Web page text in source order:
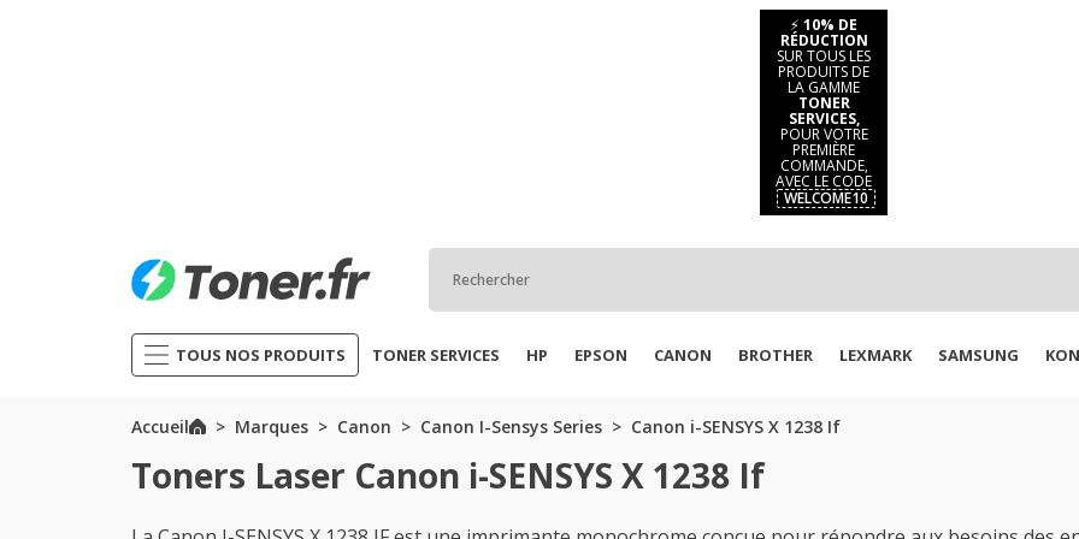
⚡ 10% DE
RÉDUCTION
SUR TOUS LES
PRODUITS DE
LA GAMME
TONER
SERVICES,
POUR VOTRE
PREMIÈRE
COMMANDE,
AVEC LE CODE
WELCOME10
TOUS NOS PRODUITS TONER SERVICES HP EPSON CANON BROTHER LEXMARK SAMSUNG
Accueil Marques Canon Canon I-Sensys Series Canon i-SENSYS X 1238 If
Toners Laser Canon i-SENSYS X 1238 If